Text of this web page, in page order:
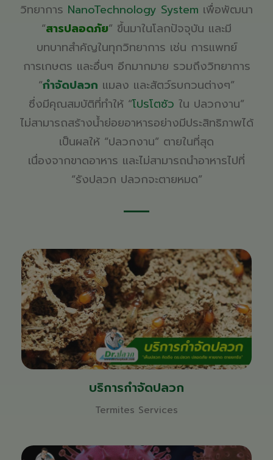
วิทยาการ NanoTechnology System เพื่อพัฒนา
“สารปลอดภัย” ขึ้นมาในโลกปัจจุบัน และมี
บทบาทสำคัญในทุกวิทยาการ เช่น การแพทย์
การเกษตร และอื่นๆ อีกมากมาย รวมถึงวิทยาการ
“กำจัดปลวก แมลง และสัตว์รบกวนต่างๆ”
ซึ่งมีคุณสมบัติที่ทำให้ “โปรโตซัว ใน ปลวกงาน”
ไม่สามารถสร้างน้ำย่อยอาหารอย่างมีประสิทธิภาพได้
เป็นผลให้ “ปลวกงาน” ตายในที่สุด
เนื่องจากขาดอาหาร และไม่สามารถนำอาหารไปที่
“รังปลวก ปลวกจะตายหมด”
บริการกำจัดปลวก
Termites Services